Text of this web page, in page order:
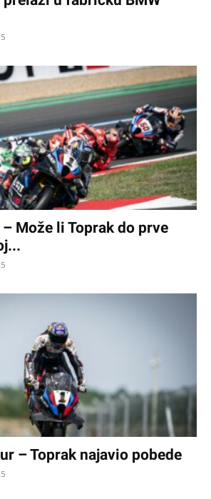
– Može li Toprak do prve
– Toprak najavio pobede